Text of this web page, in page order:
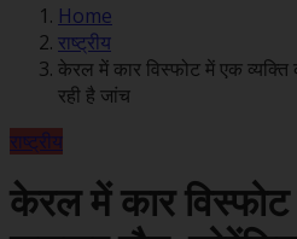
Home
राष्ट्रीय
केरल में कार विस्फोट में एक
रही है जांच
राष्ट्रीय
केरल में कार